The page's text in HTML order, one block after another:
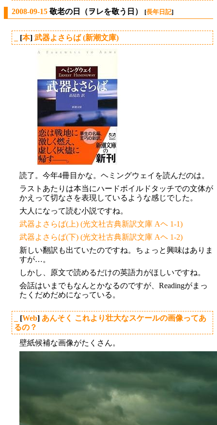
2008-09-15 敬老の日（ヲレを敬う日） [長年日記]
[本] 武器よさらば (新潮文庫)
読了。今年4冊目かな。ヘミングウェイを読んだのは。
ラストあたりは本当にハードボイルドタッチでの文体が
かえって切なさを表現しているような感じでした。
大人になって読む小説ですね。
武器よさらば(上) (光文社古典新訳文庫 Aヘ 1-1)
武器よさらば(下) (光文社古典新訳文庫 Aヘ 1-2)
新しい翻訳も出ていたのですね。ちょっと興味はありま
すが…。
しかし、原文で読めるだけの英語力がほしいですね。
会話はいまでもなんとかなるのですが、Readingがまっ
たくだめだめになっている。
[Web] あんそく これより壮大なスケールの画像ってあ
るの？
壁紙候補な画像がたくさん。